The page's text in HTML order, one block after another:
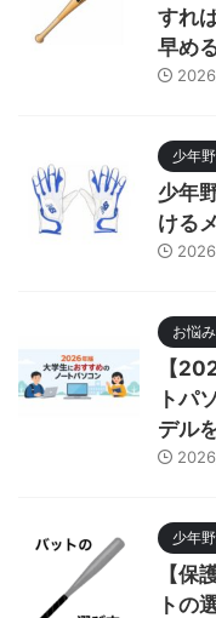
すれ
早め
少年
少年
ける
お悩
【
トパ
デル
少年
【保
トの